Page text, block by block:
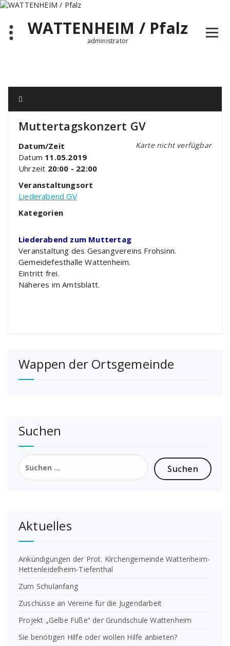
Zum
springenWATTENHEIM / Pfalz
administrator
Muttertagskonzert GV
Karte nicht verfügbar
Datum/Zeit
Datum 11.05.2019
Uhrzeit 20:00 - 22:00
Veranstaltungsort
Liederabend GV
Kategorien
Liederabend zum Muttertag
Veranstaltung des Gesangvereins Frohsinn.
Gemeidefesthalle Wattenheim.
Eintritt frei.
Näheres im Amtsblatt.
Wappen der Ortsgemeinde
Suchen
Suchen
nach:
Aktuelles
Ankündigungen der Prot. Kirchengemeinde Wattenheim-
Hettenleidelheim-Tiefenthal
Zum Schulanfang
Zuschüsse an Vereine für die Jugendarbeit
Projekt „Gelbe Füße“ der Grundschule Wattenheim
Sie benötigen Hilfe oder wollen Hilfe anbieten?